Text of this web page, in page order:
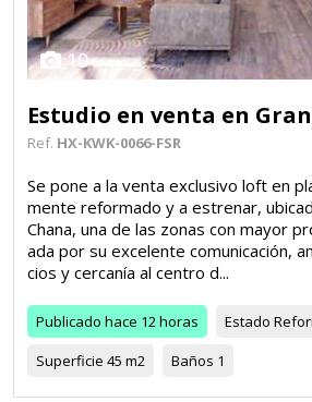
10
Estudio en venta en
Ref. HX-KWK-0066-FSR
Se pone a la venta exclusivo loft en
mente reformado y a estrenar,
Chana, una de las zonas con mayor
ada por su excelente comunicación,
cios y cercanía al centro d...
Publicado hace 12 horas Estado
Superficie 45 m2 Baños 1